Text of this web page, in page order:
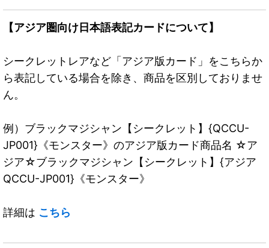
【アジア圏向け日本語表記カードについて】
シークレットレアなど「アジア版カード」をこちらか
ら表記している場合を除き、商品を区別しておりませ
ん。
例）ブラックマジシャン【シークレット】{QCCU-
JP001}《モンスター》のアジア版カード商品名 ☆ア
ジア☆ブラックマジシャン【シークレット】{アジア
QCCU-JP001}《モンスター》
詳細は こちら